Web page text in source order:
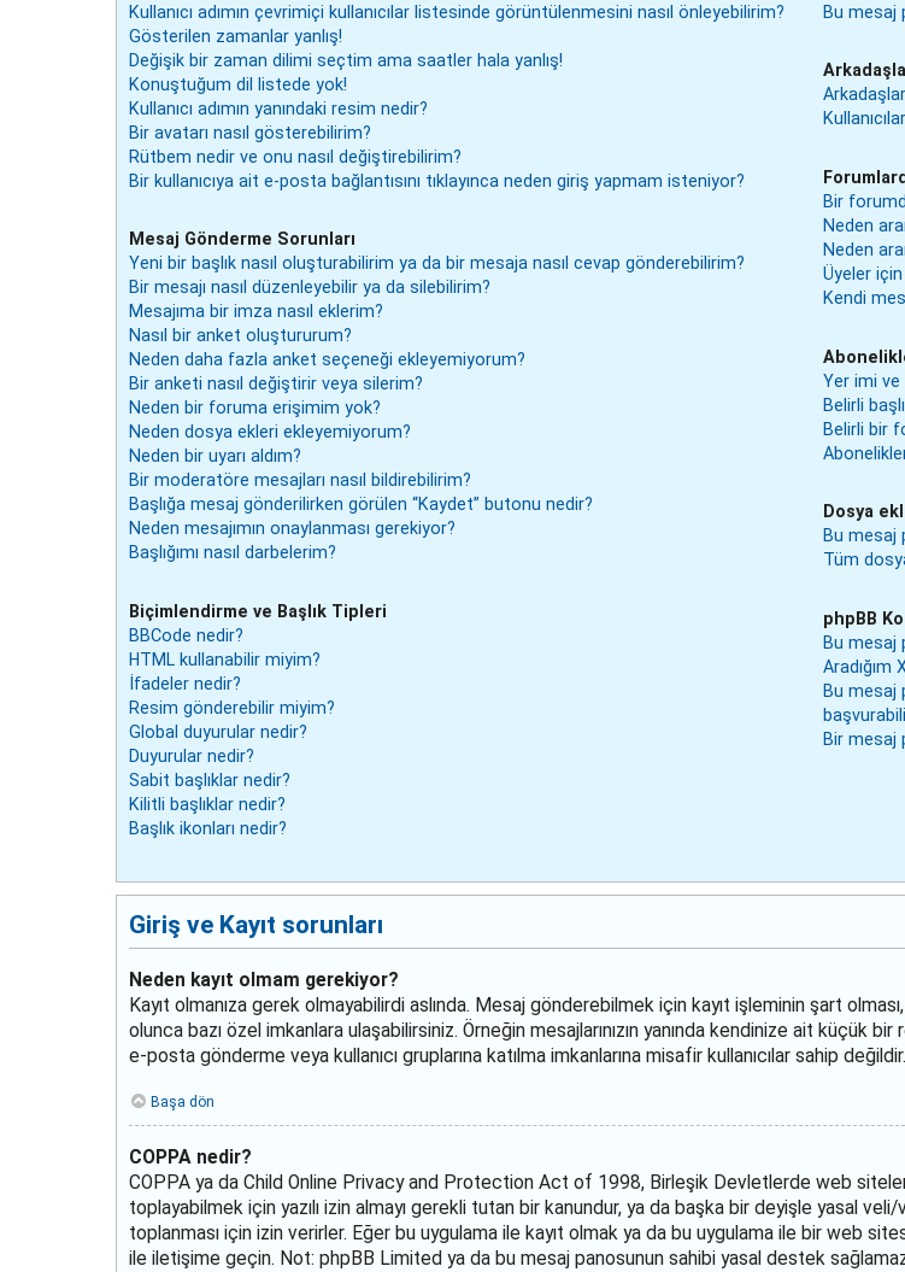
Kullanıcı adımın çevrimiçi kullanıcılar listesinde görüntülenmesini nasıl önleyebilirim?
Gösterilen zamanlar yanlış!
Değişik bir zaman dilimi seçtim ama saatler hala yanlış!
Konuştuğum dil listede yok!
Kullanıcı adımın yanındaki resim nedir?
Bir avatarı nasıl gösterebilirim?
Rütbem nedir ve onu nasıl değiştirebilirim?
Bir kullanıcıya ait e-posta bağlantısını tıklayınca neden giriş yapmam isteniyor?
Mesaj Gönderme Sorunları
Yeni bir başlık nasıl oluşturabilirim ya da bir mesaja nasıl cevap gönderebilirim?
Bir mesajı nasıl düzenleyebilir ya da silebilirim?
Mesajıma bir imza nasıl eklerim?
Nasıl bir anket oluştururum?
Neden daha fazla anket seçeneği ekleyemiyorum?
Bir anketi nasıl değiştirir veya silerim?
Neden bir foruma erişimim yok?
Neden dosya ekleri ekleyemiyorum?
Neden bir uyarı aldım?
Bir moderatöre mesajları nasıl bildirebilirim?
Başlığa mesaj gönderilirken görülen “Kaydet” butonu nedir?
Neden mesajımın onaylanması gerekiyor?
Başlığımı nasıl darbelerim?
Biçimlendirme ve Başlık Tipleri
BBCode nedir?
HTML kullanabilir miyim?
İfadeler nedir?
Resim gönderebilir miyim?
Global duyurular nedir?
Duyurular nedir?
Sabit başlıklar nedir?
Kilitli başlıklar nedir?
Başlık ikonları nedir?
Bu mesaj
Bir
Neden
Neden
Üyeler için
Kendi
Yer imi ve
Belirli
Belirli bir
Dosya
Bu mesaj
Tüm
phpBB
Bu mesaj
Aradığım
Bu mesaj
Bir mesaj
Giriş ve Kayıt sorunları
Neden kayıt olmam gerekiyor?
Kayıt olmanıza gerek olmayabilirdi aslında. Mesaj gönderebilmek için kayıt işleminin şart
olunca bazı özel imkanlara ulaşabilirsiniz. Örneğin mesajlarınızın yanında kendinize ait küçük
e-posta gönderme veya kullanıcı gruplarına katılma imkanlarına misafir kullanıcılar sahip
Başa dön
COPPA nedir?
COPPA ya da Child Online Privacy and Protection Act of 1998, Birleşik Devletlerde web
toplayabilmek için yazılı izin almayı gerekli tutan bir kanundur, ya da başka bir deyişle yasal
toplanması için izin verirler. Eğer bu uygulama ile kayıt olmak ya da bu uygulama ile bir web
ile iletişime geçin. Not: phpBB Limited ya da bu mesaj panosunun sahibi yasal destek